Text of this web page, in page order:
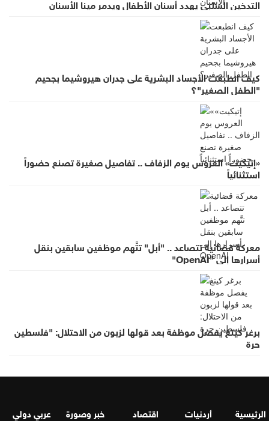
التدخين السلبي يهدد أسنان الأطفال ويدمر مينا الأسنان
كيف انطبعت الأجساد البشرية على جدران هيروشيما بجحيم
"الطفل الصغير"؟
«إتيكيت» العروس يوم الزفاف .. تفاصيل صغيرة تصنع حضوراً
استثنائياً
معركة قضائية تتصاعد .. "أبل" تتَّهم موظفين سابقين بنقل
أسرارها إلى "OpenAI"
برغر كينغ يفصل موظفة بعد قولها لزبون من الاحتلال: "فلسطين
حرة
الرئيسية أردنيات اقتصاد خبر وصورة عربي دولي